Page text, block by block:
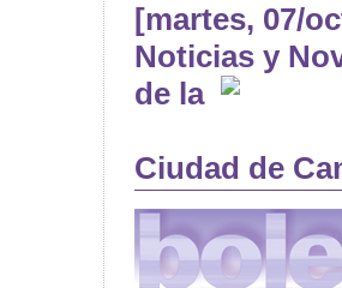
[martes, 07/
Noticias y
de la
Ciudad de